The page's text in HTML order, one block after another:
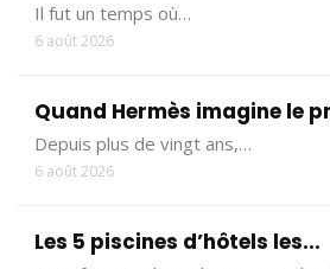
Il fut un temps où…
6 août 2026
Quand Hermès imagine le
Depuis plus de vingt ans,…
6 août 2026
Les 5 piscines d’hôtels les...